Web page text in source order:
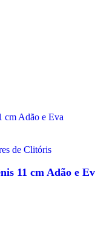
de Clitóris
11 cm Adão e